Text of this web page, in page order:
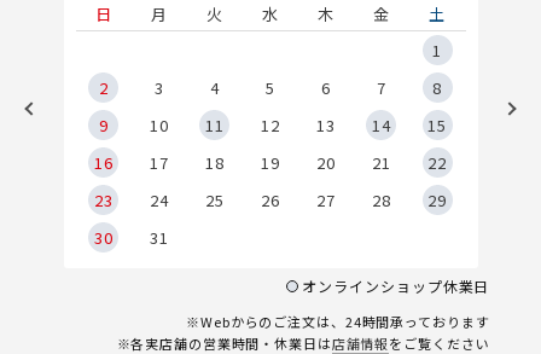
日
月 火 水 木 金
土
1
2
3 4 5 6 7
8
9
10 11 12 13 14
15
16
17 18 19 20 21
22
23
24 25 26 27 28
29
30
31
オンラインショップ休業日
※Webからのご注文は、24時間承っております
※各実店舗の営業時間・休業日は店舗情報をご覧ください